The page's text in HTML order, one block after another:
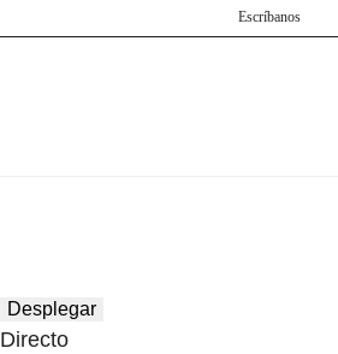
Escríbanos
Desplegar
Directo